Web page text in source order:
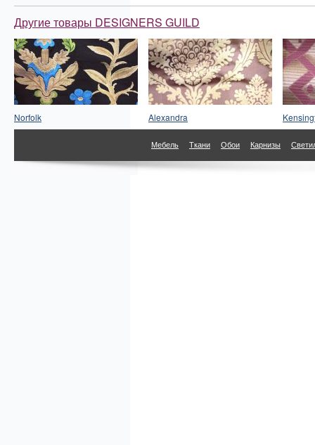
Другие товары DESIGNERS GUILD
Norfolk Alexandra
Мебель Ткани Обои Карнизы